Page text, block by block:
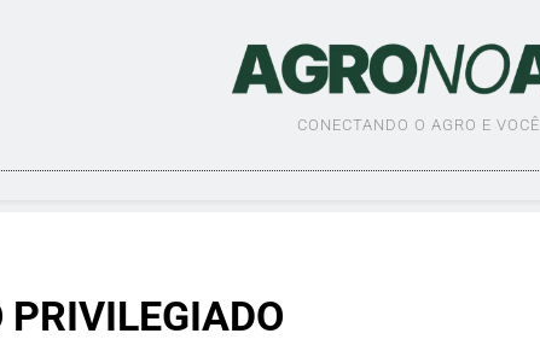
AGRO NO AR
CONECTANDO O AGRO E VOCÊ
PRIVILEGIADO